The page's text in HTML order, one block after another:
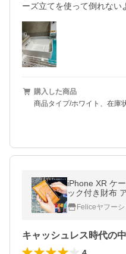
ーズ立てを使って倒れない
購入した商品
商品タイプ/ホワイト、在庫
iPhone XR ケ
ック付き財布
スマホカバー
Feliceヤフー